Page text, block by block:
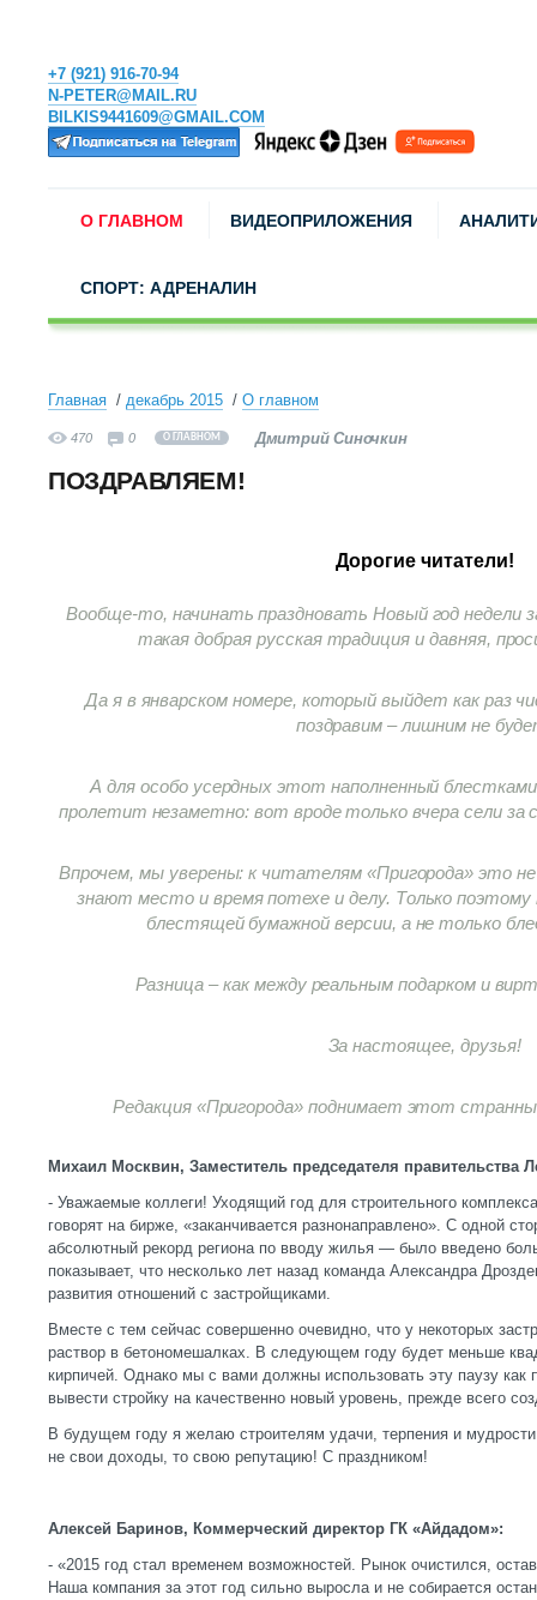
+7 (921) 916-70-94
N-PETER@MAIL.RU
BILKIS9441609@GMAIL.COM
О ГЛАВНОМ ВИДЕОПРИЛОЖЕНИЯ
СПОРТ: АДРЕНАЛИН
Главная декабрь 2015 О главном
470 0 О ГЛАВНОМ Дмитрий Синочкин
ПОЗДРАВЛЯЕМ!
Дорогие читатели!
Вообще-то, начинать праздновать Новый год недели
такая добрая русская традиция и давняя,
Да я в январском номере, который выйдет как раз
поздравим – лишним не
А для особо усердных этот наполненный
пролетит незаметно: вот вроде только вчера сели
Впрочем, мы уверены: к читателям «Пригорода» это
знают место и время потехе и делу. Только
блестящей бумажной версии, а не только
Разница – как между реальным подарком и
За настоящее, друзья!
Редакция «Пригорода» поднимает этот
Михаил Москвин, Заместитель председателя правительства
- Уважаемые коллеги! Уходящий год для строительного
говорят на бирже, «заканчивается разнонаправлено». С одной
абсолютный рекорд региона по вводу жилья — было введено
показывает, что несколько лет назад команда Александра
развития отношений с застройщиками.
Вместе с тем сейчас совершенно очевидно, что у некоторых
раствор в бетономешалках. В следующем году будет меньше
кирпичей. Однако мы с вами должны использовать эту паузу как
вывести стройку на качественно новый уровень, прежде всего
В будущем году я желаю строителям удачи, терпения и
не свои доходы, то свою репутацию! С праздником!
Алексей Баринов, Коммерческий директор ГК «Айдадом»:
- «2015 год стал временем возможностей. Рынок очистился,
Наша компания за этот год сильно выросла и не собирается